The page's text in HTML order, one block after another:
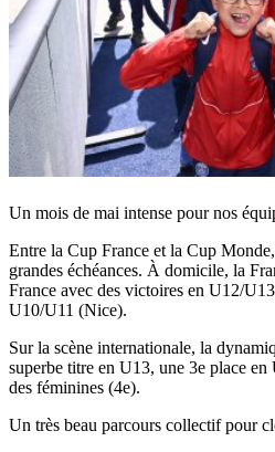
Un mois de mai intense pour nos
Entre la Cup France et la Cup
grandes échéances. À domicile, la
France avec des victoires en U12/
U10/U11 (Nice).
Sur la scène internationale, la
superbe titre en U13, une 3e place
des féminines (4e).
Un très beau parcours collectif pour